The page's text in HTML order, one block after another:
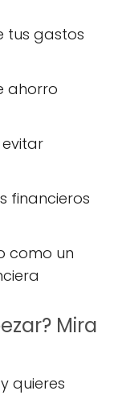
tus gastos
ahorro
financieros
como un
Mira
quieres